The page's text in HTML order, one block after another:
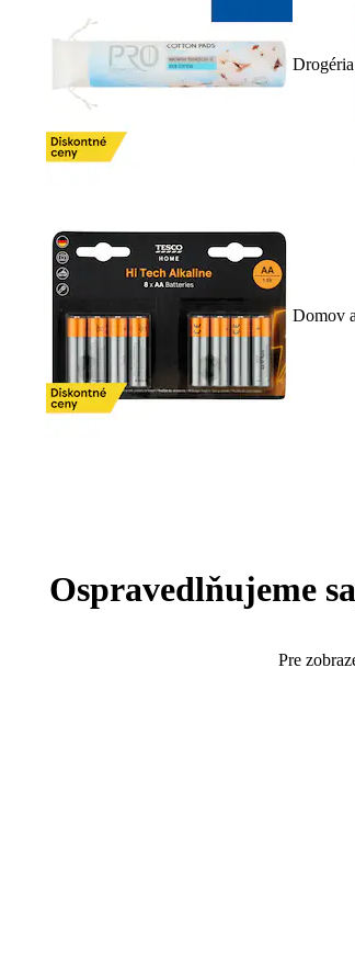
Drogéria
Domov
Ospravedlňujeme
Pre